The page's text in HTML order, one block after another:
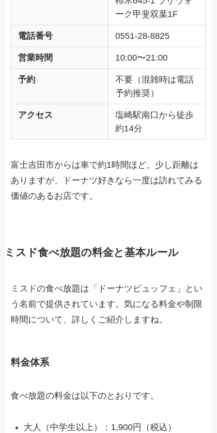
ーク甲斐双葉1F
電話番号 0551-28-8825
営業時間 10:00〜21:00
予約
不要（混雑時は電話
予約推奨）
アクセス
塩崎駅南口から徒歩
約14分
富士吉田市からは車で約1時間ほど。少し距離は
ありますが、ドーナツ好きなら一度は訪れてみる
価値のあるお店です。
ミスド食べ放題の料金と基本ルール
ミスドの食べ放題は「ドーナツビュッフェ」とい
う名前で提供されています。気になる料金や制限
時間について、詳しくご紹介しますね。
料金体系
食べ放題の料金は以下のとおりです。
大人（中学生以上）：1,900円（税込）